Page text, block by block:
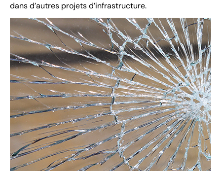
dans d’autres projets d’infrastructure.